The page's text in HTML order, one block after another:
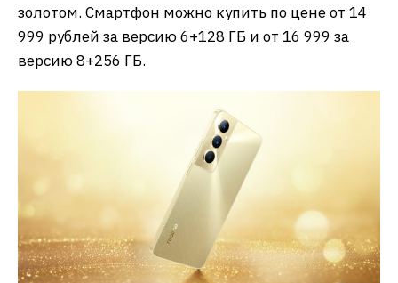
золотом. Смартфон можно купить по цене от 14
999 рублей за версию 6+128 ГБ и от 16 999 за
версию 8+256 ГБ.